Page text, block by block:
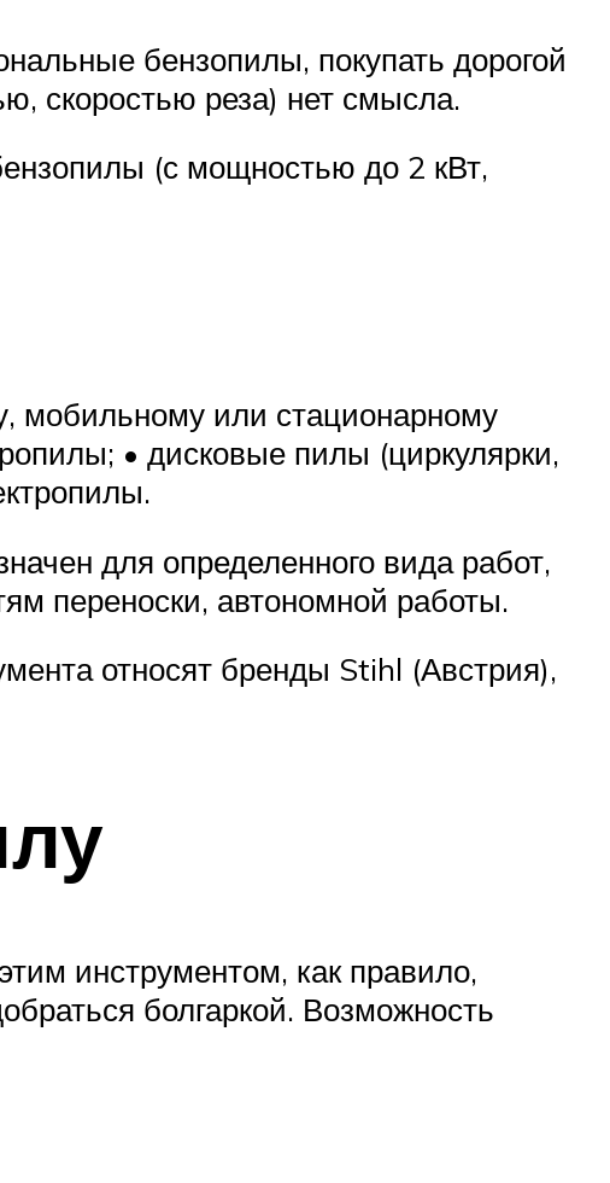
бензопилы, покупать дорогой
скоростью реза) нет смысла.
(с мощностью до 2 кВт,
мобильному или стационарному
• дисковые пилы (циркулярки,
для определенного вида работ,
переноски, автономной работы.
относят бренды Stihl (Австрия),
инструментом, как правило,
болгаркой. Возможность